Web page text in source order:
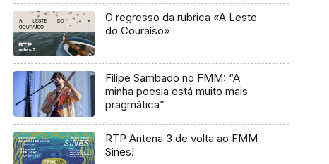
O regresso da rubrica «A Leste
do Couraíso»
Filipe Sambado no FMM: “A
minha poesia está muito mais
pragmática”
RTP Antena 3 de volta ao FMM
Sines!